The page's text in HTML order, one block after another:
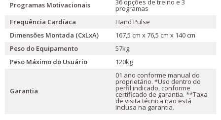
Programas Motivacionais
36 opções de treino e 3
programas
Frequência Cardíaca
Hand Pulse
Dimensões Montada (CxLxA)
167,5 cm x 76,5 cm x 140 cm
Peso do Equipamento
57kg
Peso Máximo do Usuário
120kg
Garantia
01 ano conforme manual do
proprietário. *Uso dentro do
perfil indicado, conforme
certificado de garantia. **Taxa
de visita técnica não está
inclusa na garantia.